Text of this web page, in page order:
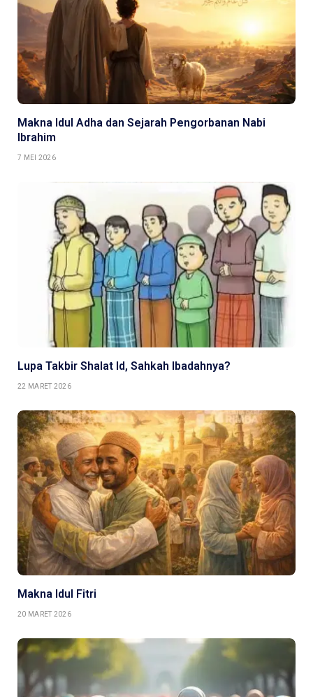
Makna Idul Adha dan Sejarah Pengorbanan Nabi
Ibrahim
7 MEI 2026
Lupa Takbir Shalat Id, Sahkah Ibadahnya?
22 MARET 2026
Makna Idul Fitri
20 MARET 2026